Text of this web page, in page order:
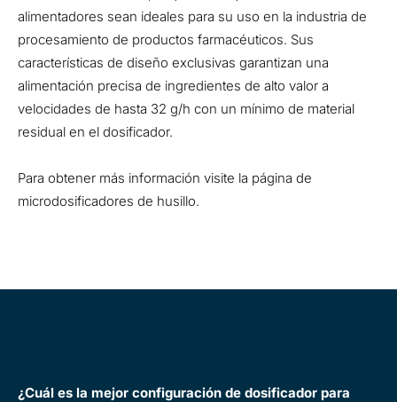
alimentadores sean ideales para su uso en la industria de
procesamiento de productos farmacéuticos. Sus
características de diseño exclusivas garantizan una
alimentación precisa de ingredientes de alto valor a
velocidades de hasta 32 g/h con un mínimo de material
residual en el dosificador.
Para obtener más información visite la página de
microdosificadores de husillo.
¿Cuál es la mejor configuración de dosificador para